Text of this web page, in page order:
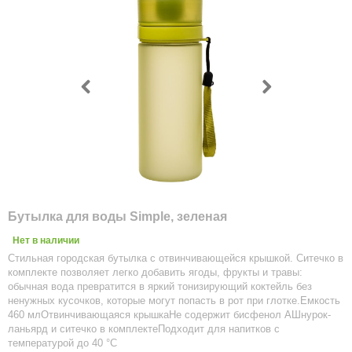
Бутылка для воды Simple, зеленая
Нет в наличии
Стильная городская бутылка с отвинчивающейся крышкой. Ситечко в
комплекте позволяет легко добавить ягоды, фрукты и травы:
обычная вода превратится в яркий тонизирующий коктейль без
ненужных кусочков, которые могут попасть в рот при глотке.Емкость
460 млОтвинчивающаяся крышкаНе содержит бисфенол АШнурок-
ланьярд и ситечко в комплектеПодходит для напитков с
температурой до 40 °C